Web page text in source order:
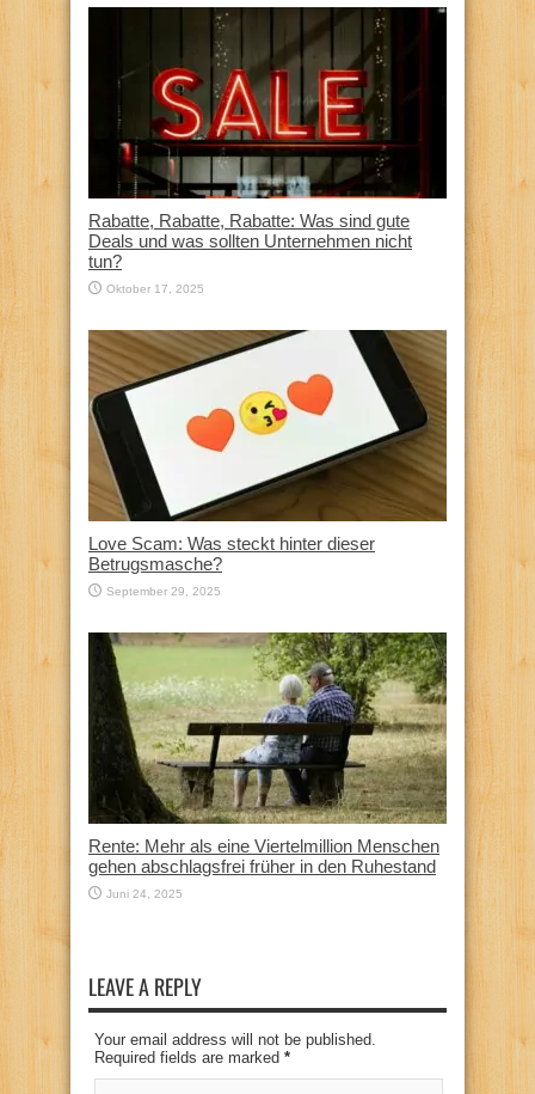
Rabatte, Rabatte, Rabatte: Was sind gute
Deals und was sollten Unternehmen nicht
tun?
Oktober 17, 2025
Love Scam: Was steckt hinter dieser
Betrugsmasche?
September 29, 2025
Rente: Mehr als eine Viertelmillion Menschen
gehen abschlagsfrei früher in den Ruhestand
Juni 24, 2025
LEAVE A REPLY
Your email address will not be published.
Required fields are marked *